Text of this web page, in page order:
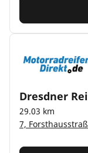
Dresdner
29.03 km
7,